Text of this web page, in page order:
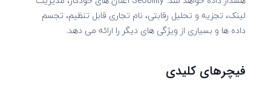
لینک، تجزیه و تحلیل رقابتی، نام تجاری قابل تنظیم، تجسم
داده ها و بسیاری از ویژگی های دیگر را ارائه می دهد.
فیچرهای کلیدی